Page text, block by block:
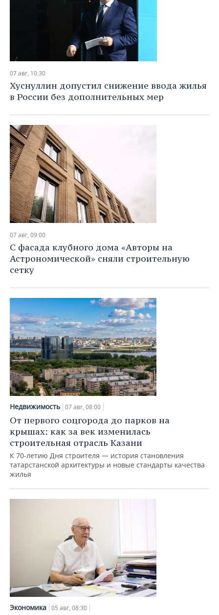
07 авг, 10:30
Хуснуллин допустил снижение ввода жилья
в России без дополнительных мер
07 авг, 09:00
С фасада клубного дома «Авторы на
Астрономической» сняли строительную
сетку
Недвижимость 07 авг, 08:00
От первого соцгорода до парков на
крышах: как за век изменилась
строительная отрасль Казани
К 70-летию Дня строителя — история становления
татарстанской архитектуры и новые стандарты качества
жилья
Экономика 05 авг, 08:30